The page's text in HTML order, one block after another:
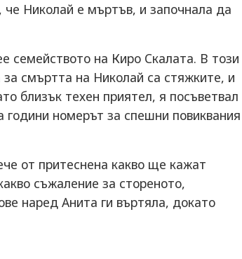
че Николай е мъртъв, и започнала да
семейството на Киро Скалата. В този
смъртта на Николай са стяжките, и
близък техен приятел, я посъветвал
номерът за спешни повиквания
от притеснена какво ще кажат
съжаление за стореното,
наред Анита ги въртяла, докато